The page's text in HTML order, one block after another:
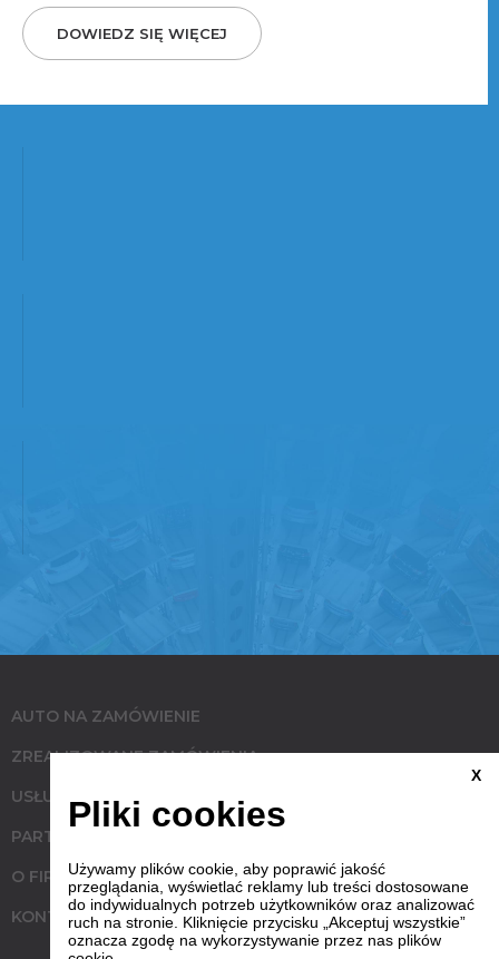
DOWIEDZ SIĘ WIĘCEJ
AUTO NA ZAMÓWIENIE
ZREALIZOWANE ZAMÓWIENIA
USŁUGI
PARTNERZY
O FIRMIE
KONTAKT
X
Pliki cookies
Używamy plików cookie, aby poprawić jakość
przeglądania, wyświetlać reklamy lub treści dostosowane
do indywidualnych potrzeb użytkowników oraz analizować
ruch na stronie. Kliknięcie przycisku „Akceptuj wszystkie”
oznacza zgodę na wykorzystywanie przez nas plików